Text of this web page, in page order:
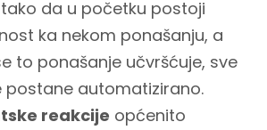
da u početku postoji
ka nekom ponašanju, a
to ponašanje učvršćuje, sve
postane automatizirano.
reakcije općenito